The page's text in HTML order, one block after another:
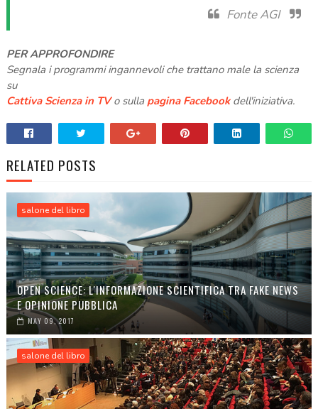
Fonte AGI
PER APPROFONDIRE
Segnala i programmi ingannevoli che trattano male la scienza
su
Cattiva Scienza in TVo sulla pagina Facebookdell'iniziativa.
RELATED POSTS
salone del libro
OPEN SCIENCE: L'INFORMAZIONE SCIENTIFICA TRA FAKE NEWS
E OPINIONE PUBBLICA
MAY 09, 2017
salone del libro